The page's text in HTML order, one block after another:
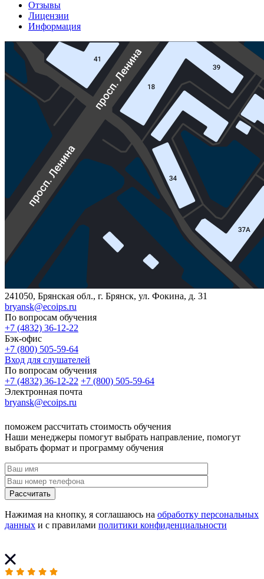
Отзывы
Лицензии
Информация
241050, Брянская обл., г. Брянск, ул. Фокина, д. 31
bryansk@ecoips.ru
По вопросам обучения
+7 (4832) 36-12-22
Бэк-офис
+7 (800) 505-59-64
Вход для слушателей
По вопросам обучения
+7 (4832) 36-12-22 +7 (800) 505-59-64
Электронная почта
bryansk@ecoips.ru
поможем рассчитать стоимость обучения
Наши менеджеры помогут выбрать направление, помогут
выбрать формат и программу обучения
Рассчитать
Нажимая на кнопку, я соглашаюсь на обработку персональных
данных и с правилами политики конфиденциальности